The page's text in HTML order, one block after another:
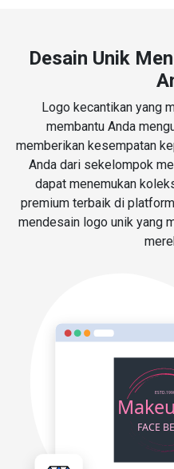
Desain Unik
Logo kecantikan yang
membantu Anda
memberikan kesempatan
Anda dari sekelompok
dapat menemukan
premium terbaik di
mendesain logo unik yang